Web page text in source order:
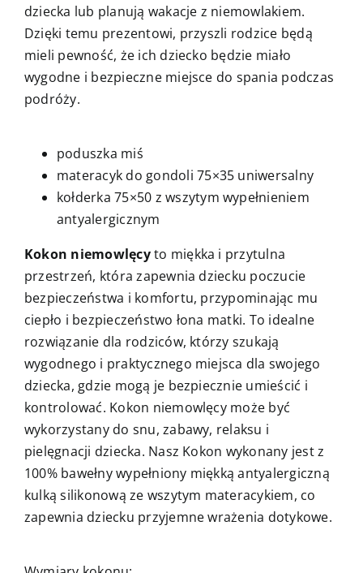
dziecka lub planują wakacje z niemowlakiem.
Dzięki temu prezentowi, przyszli rodzice będą
mieli pewność, że ich dziecko będzie miało
wygodne i bezpieczne miejsce do spania podczas
podróży.
poduszka miś
materacyk do gondoli 75×35 uniwersalny
kołderka 75×50 z wszytym wypełnieniem
antyalergicznym
Kokon niemowlęcyto miękka i przytulna
przestrzeń, która zapewnia dziecku poczucie
bezpieczeństwa i komfortu, przypominając mu
ciepło i bezpieczeństwo łona matki. To idealne
rozwiązanie dla rodziców, którzy szukają
wygodnego i praktycznego miejsca dla swojego
dziecka, gdzie mogą je bezpiecznie umieścić i
kontrolować. Kokon niemowlęcy może być
wykorzystany do snu, zabawy, relaksu i
pielęgnacji dziecka. Nasz Kokon wykonany jest z
100% bawełny wypełniony miękką antyalergiczną
kulką silikonową ze wszytym materacykiem, co
zapewnia dziecku przyjemne wrażenia dotykowe.